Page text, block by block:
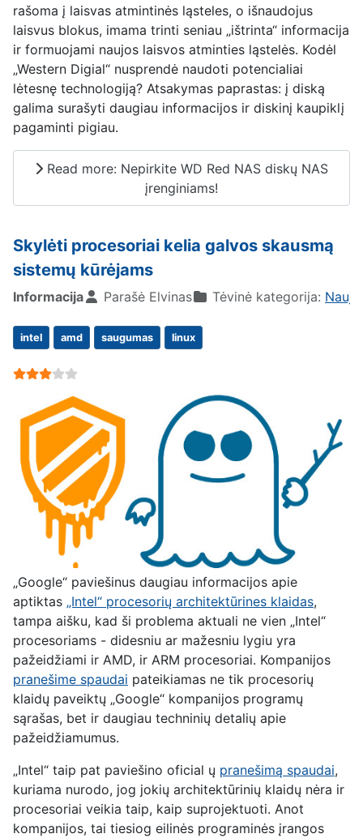
rašoma į laisvas atmintinės ląsteles, o išnaudojus
laisvus blokus, imama trinti seniau „ištrinta“ informacija
ir formuojami naujos laisvos atminties ląstelės. Kodėl
„Western Digial“ nusprendė naudoti potencialiai
lėtesnę technologiją? Atsakymas paprastas: į diską
galima surašyti daugiau informacijos ir diskinį kaupiklį
pagaminti pigiau.
Read more: Nepirkite WD Red NAS diskų NAS
įrenginiams!
Skylėti procesoriai kelia galvos skausmą
sistemų kūrėjams
Informacija Parašė Elvinas Tėvinė kategorija:
intel amd saugumas linux
User Rating:
„Google“ paviešinus daugiau informacijos apie
aptiktas „Intel“ procesorių architektūrines klaidas,
tampa aišku, kad ši problema aktuali ne vien „Intel“
procesoriams - didesniu ar mažesniu lygiu yra
pažeidžiami ir AMD, ir ARM procesoriai. Kompanijos
pranešime spaudai pateikiamas ne tik procesorių
klaidų paveiktų „Google“ kompanijos programų
sąrašas, bet ir daugiau techninių detalių apie
pažeidžiamumus.
„Intel“ taip pat paviešino oficial ų pranešimą spaudai,
kuriama nurodo, jog jokių architektūrinių klaidų nėra ir
procesoriai veikia taip, kaip suprojektuoti. Anot
kompanijos, tai tiesiog eilinės programinės įrangos